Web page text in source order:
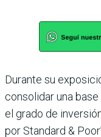
Durante su
consolidar una
el grado de
por Standard &